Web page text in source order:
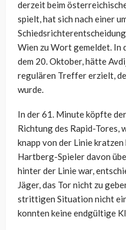
derzeit beim
spielt, hat sich nach einer
Wien zu Wort gemeldet. In
dem 20. Oktober, hätte
regulären Treffer erzielt,
wurde.
In der 61. Minute köpfte
Richtung des Rapid-Tores,
knapp von der Linie
Hartberg-Spieler davon
hinter der Linie war,
Jäger, das Tor nicht zu
strittigen Situation nicht
konnten keine endgültige